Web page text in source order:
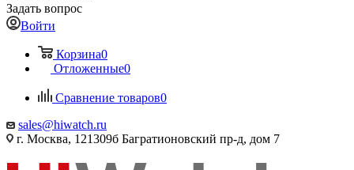
Задать вопрос
Войти
Корзина0
Отложенные0
Сравнение товаров0
sales@hiwatch.ru
г. Москва, 121309б Багратионовский пр-д, дом 7